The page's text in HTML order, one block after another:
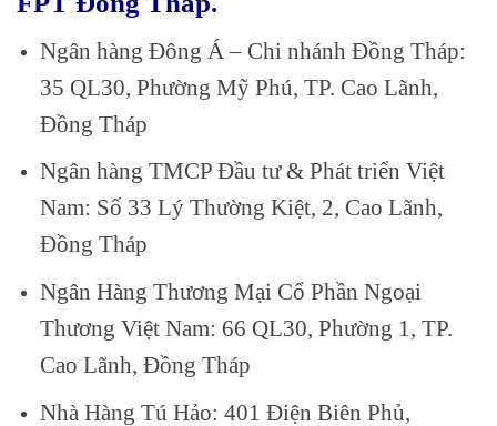
Ngân hàng Đông Á – Chi nhánh Đồng Tháp:
35 QL30, Phường Mỹ Phú, TP. Cao Lãnh,
Đồng Tháp
Ngân hàng TMCP Đầu tư & Phát triển Việt
Nam: Số 33 Lý Thường Kiệt, 2, Cao Lãnh,
Đồng Tháp
Ngân Hàng Thương Mại Cổ Phần Ngoại
Thương Việt Nam: 66 QL30, Phường 1, TP.
Cao Lãnh, Đồng Tháp
Nhà Hàng Tú Hảo: 401 Điện Biên Phủ,